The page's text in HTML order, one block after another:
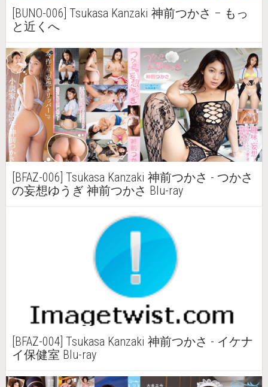
[BUNO-006] Tsukasa Kanzaki 神前つかさ – もっ
と近くへ
[BFAZ-006] Tsukasa Kanzaki 神前つかさ - つかさ
の妄想ゆうぎ 神前つかさ Blu-ray
[BFAZ-004] Tsukasa Kanzaki 神前つかさ - イケナ
イ保健室 Blu-ray